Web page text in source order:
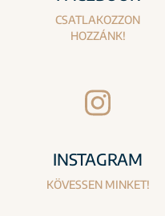
CSATLAKOZZON
HOZZÁNK!
INSTAGRAM
KÖVESSEN MINKET!